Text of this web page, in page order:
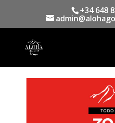
+34 648
productos